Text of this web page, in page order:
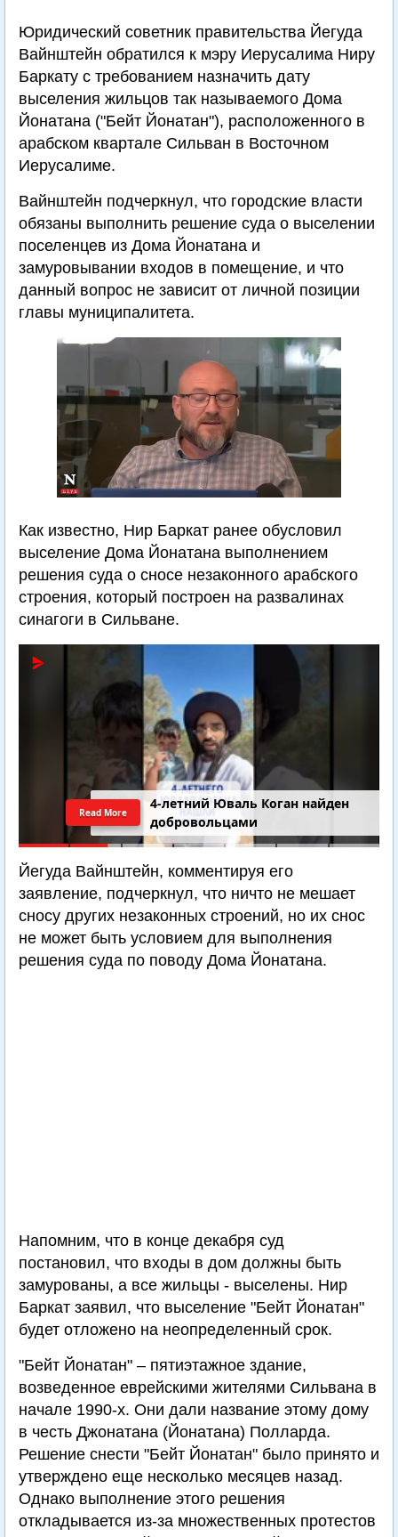
Юридический советник правительства Йегуда
Вайнштейн обратился к мэру Иерусалима Ниру
Баркату с требованием назначить дату
выселения жильцов так называемого Дома
Йонатана ("Бейт Йонатан"), расположенного в
арабском квартале Сильван в Восточном
Иерусалиме.
Вайнштейн подчеркнул, что городские власти
обязаны выполнить решение суда о выселении
поселенцев из Дома Йонатана и
замуровывании входов в помещение, и что
данный вопрос не зависит от личной позиции
главы муниципалитета.
Как известно, Нир Баркат ранее обусловил
выселение Дома Йонатана выполнением
решения суда о сносе незаконного арабского
строения, который построен на развалинах
синагоги в Сильване.
4-летний Юваль Коган найден
добровольцами
Read More
Йегуда Вайнштейн, комментируя его
заявление, подчеркнул, что ничто не мешает
сносу других незаконных строений, но их снос
не может быть условием для выполнения
решения суда по поводу Дома Йонатана.
Напомним, что в конце декабря суд
постановил, что входы в дом должны быть
замурованы, а все жильцы - выселены. Нир
Баркат заявил, что выселение "Бейт Йонатан"
будет отложено на неопределенный срок.
"Бейт Йонатан" – пятиэтажное здание,
возведенное еврейскими жителями Сильвана в
начале 1990-х. Они дали название этому дому
в честь Джонатана (Йонатана) Полларда.
Решение снести "Бейт Йонатан" было принято и
утверждено еще несколько месяцев назад.
Однако выполнение этого решения
откладывается из-за множественных протестов